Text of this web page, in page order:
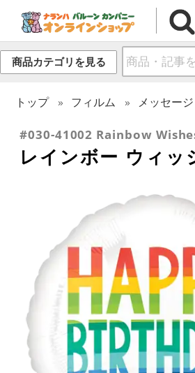
商品カテゴリを見る
トップ フィルム メッセージ
#030-41002 Rainbow
レインボー ウィッ